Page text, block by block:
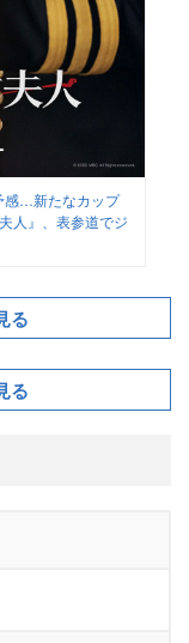
感…新たなカップ
人』、表参道でジ
る
る